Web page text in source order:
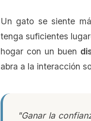
Un gato se siente
tenga suficientes
hogar con un buen
abra a la interacción
"Ganar la